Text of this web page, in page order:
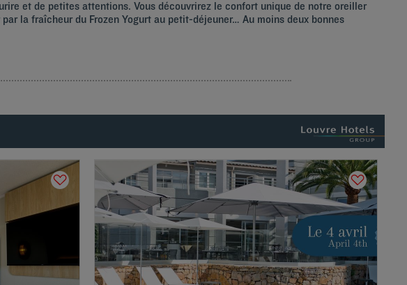
et de petites attentions. Vous découvrirez le confort unique de notre oreiller
la fraîcheur du Frozen Yogurt au petit-déjeuner… Au moins deux bonnes